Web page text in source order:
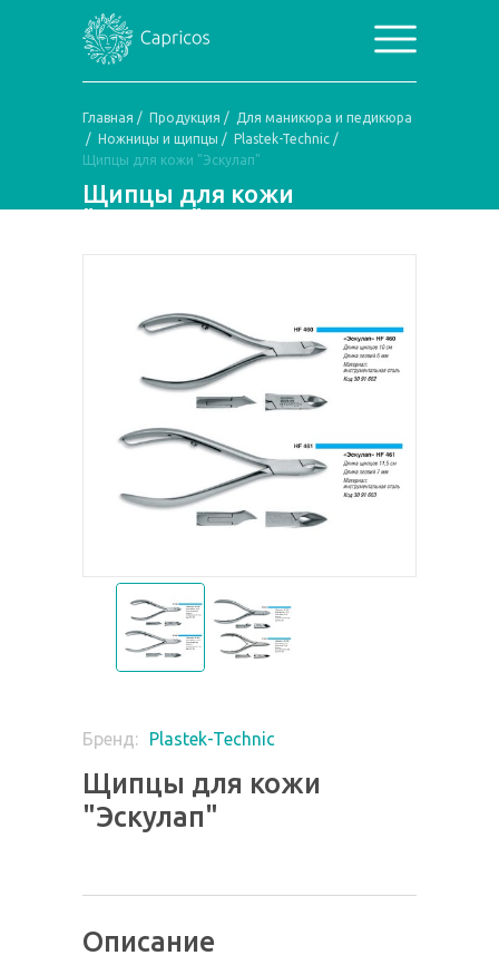
Главная / Продукция / Для маникюра и педикюра
/ Ножницы и щипцы / Plastek-Technic /
Щипцы для кожи "Эскулап"
Щипцы для кожи
"Эскулап"
Бренд: Plastek-Technic
Щипцы для кожи
"Эскулап"
Описание